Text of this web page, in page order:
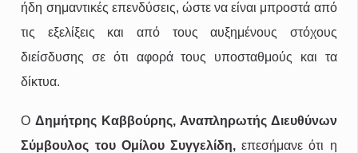
ήδη σημαντικές επενδύσεις, ώστε να είναι μπροστά από
τις εξελίξεις και από τους αυξημένους στόχους
διείσδυσης σε ότι αφορά τους υποσταθμούς και τα
δίκτυα.
ΟΔημήτρης Καββούρης, Αναπληρωτής Διευθύνων
Σύμβουλος του Ομίλου Συγγελίδη, επεσήμανε ότι η